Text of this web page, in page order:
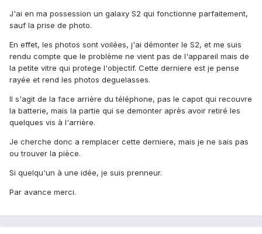
J'ai en ma possession un galaxy S2 qui fonctionne parfaitement,
sauf la prise de photo.
En effet, les photos sont voilées, j'ai démonter le S2, et me suis
rendu compte que le problème ne vient pas de l'appareil mais de
la petite vitre qui protege l'objectif. Cette derniere est je pense
rayée et rend les photos deguelasses.
Il s'agit de la face arrière du téléphone, pas le capot qui recouvre
la batterie, mais la partie qui se demonter après avoir retiré les
quelques vis à l'arrière.
Je cherche donc a remplacer cette derniere, mais je ne sais pas
ou trouver la pièce.
Si quelqu'un à une idée, je suis prenneur.
Par avance merci.